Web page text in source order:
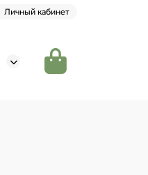
Личный кабинет